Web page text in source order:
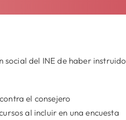
del INE de haber instruido
el consejero
al incluir en una encuesta